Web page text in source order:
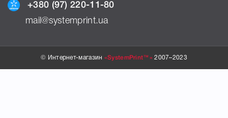
+380 (97) 220-11-80
mail@systemprint.ua
© Интернет-магазин «SystemPrint™» 2007–2023